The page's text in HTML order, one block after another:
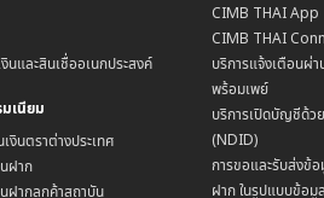
นและสินเชื่ออเนกประสงค์
มเนียม
งินตราต่างประเทศ
ฝาก
ฝากลูกค้าสถาบัน
CIMB THAI App
CIMB THAI
บริการแจ้งเตือนผ่า
พร้อมเพย์
บริการเปิดบัญชีด้ว
(NDID)
การขอและรับส่งข้
ฝาก ในรูปแบบข้อมู